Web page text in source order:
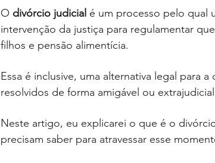
O divórcio judicial é um processo pelo qual
intervenção da justiça para regulamentar
filhos e pensão alimentícia.
Essa é inclusive, uma alternativa legal para
resolvidos de forma amigável ou
Neste artigo, eu explicarei o que é o
precisam saber para atravessar esse